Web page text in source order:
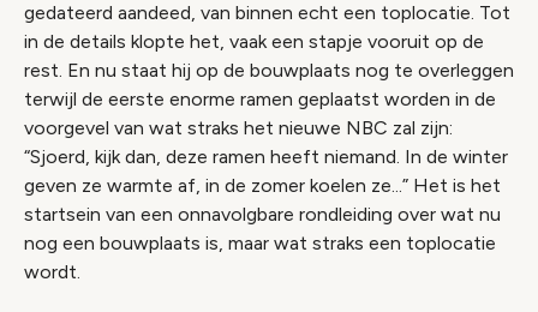
gedateerd aandeed, van binnen echt een toplocatie. Tot
in de details klopte het, vaak een stapje vooruit op de
rest. En nu staat hij op de bouwplaats nog te overleggen
terwijl de eerste enorme ramen geplaatst worden in de
voorgevel van wat straks het nieuwe NBC zal zijn:
“Sjoerd, kijk dan, deze ramen heeft niemand. In de winter
geven ze warmte af, in de zomer koelen ze...” Het is het
startsein van een onnavolgbare rondleiding over wat nu
nog een bouwplaats is, maar wat straks een toplocatie
wordt.